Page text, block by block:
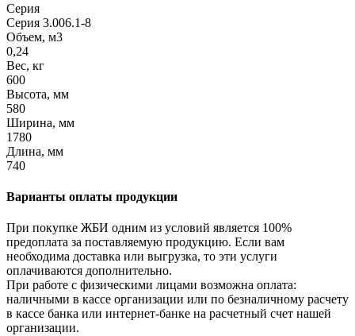
Серия
Серия 3.006.1-8
Объем, м3
0,24
Вес, кг
600
Высота, мм
580
Ширина, мм
1780
Длина, мм
740
Варианты оплаты продукции
При покупке ЖБИ одним из условий является 100%
предоплата за поставляемую продукцию. Если вам
необходима доставка или выгрузка, то эти услуги
оплачиваются дополнительно.
При работе с физическими лицами возможна оплата:
наличными в кассе организации или по безналичному расчету
в кассе банка или интернет-банке на расчетный счет нашей
организации.